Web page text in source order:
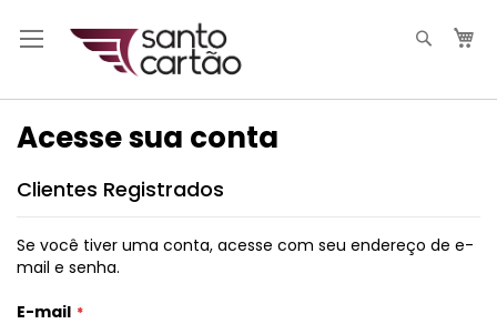
Acesse sua conta
Clientes Registrados
Se você tiver uma conta, acesse com seu endereço de e-
mail e senha.
E-mail